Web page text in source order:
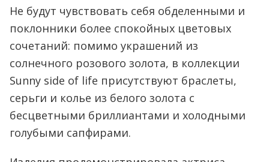
Не будут чувствовать себя обделенными и
поклонники более спокойных цветовых
сочетаний: помимо украшений из
солнечного розового золота, в коллекции
Sunny side of life присутствуют браслеты,
серьги и колье из белого золота с
бесцветными бриллиантами и холодными
голубыми сапфирами.